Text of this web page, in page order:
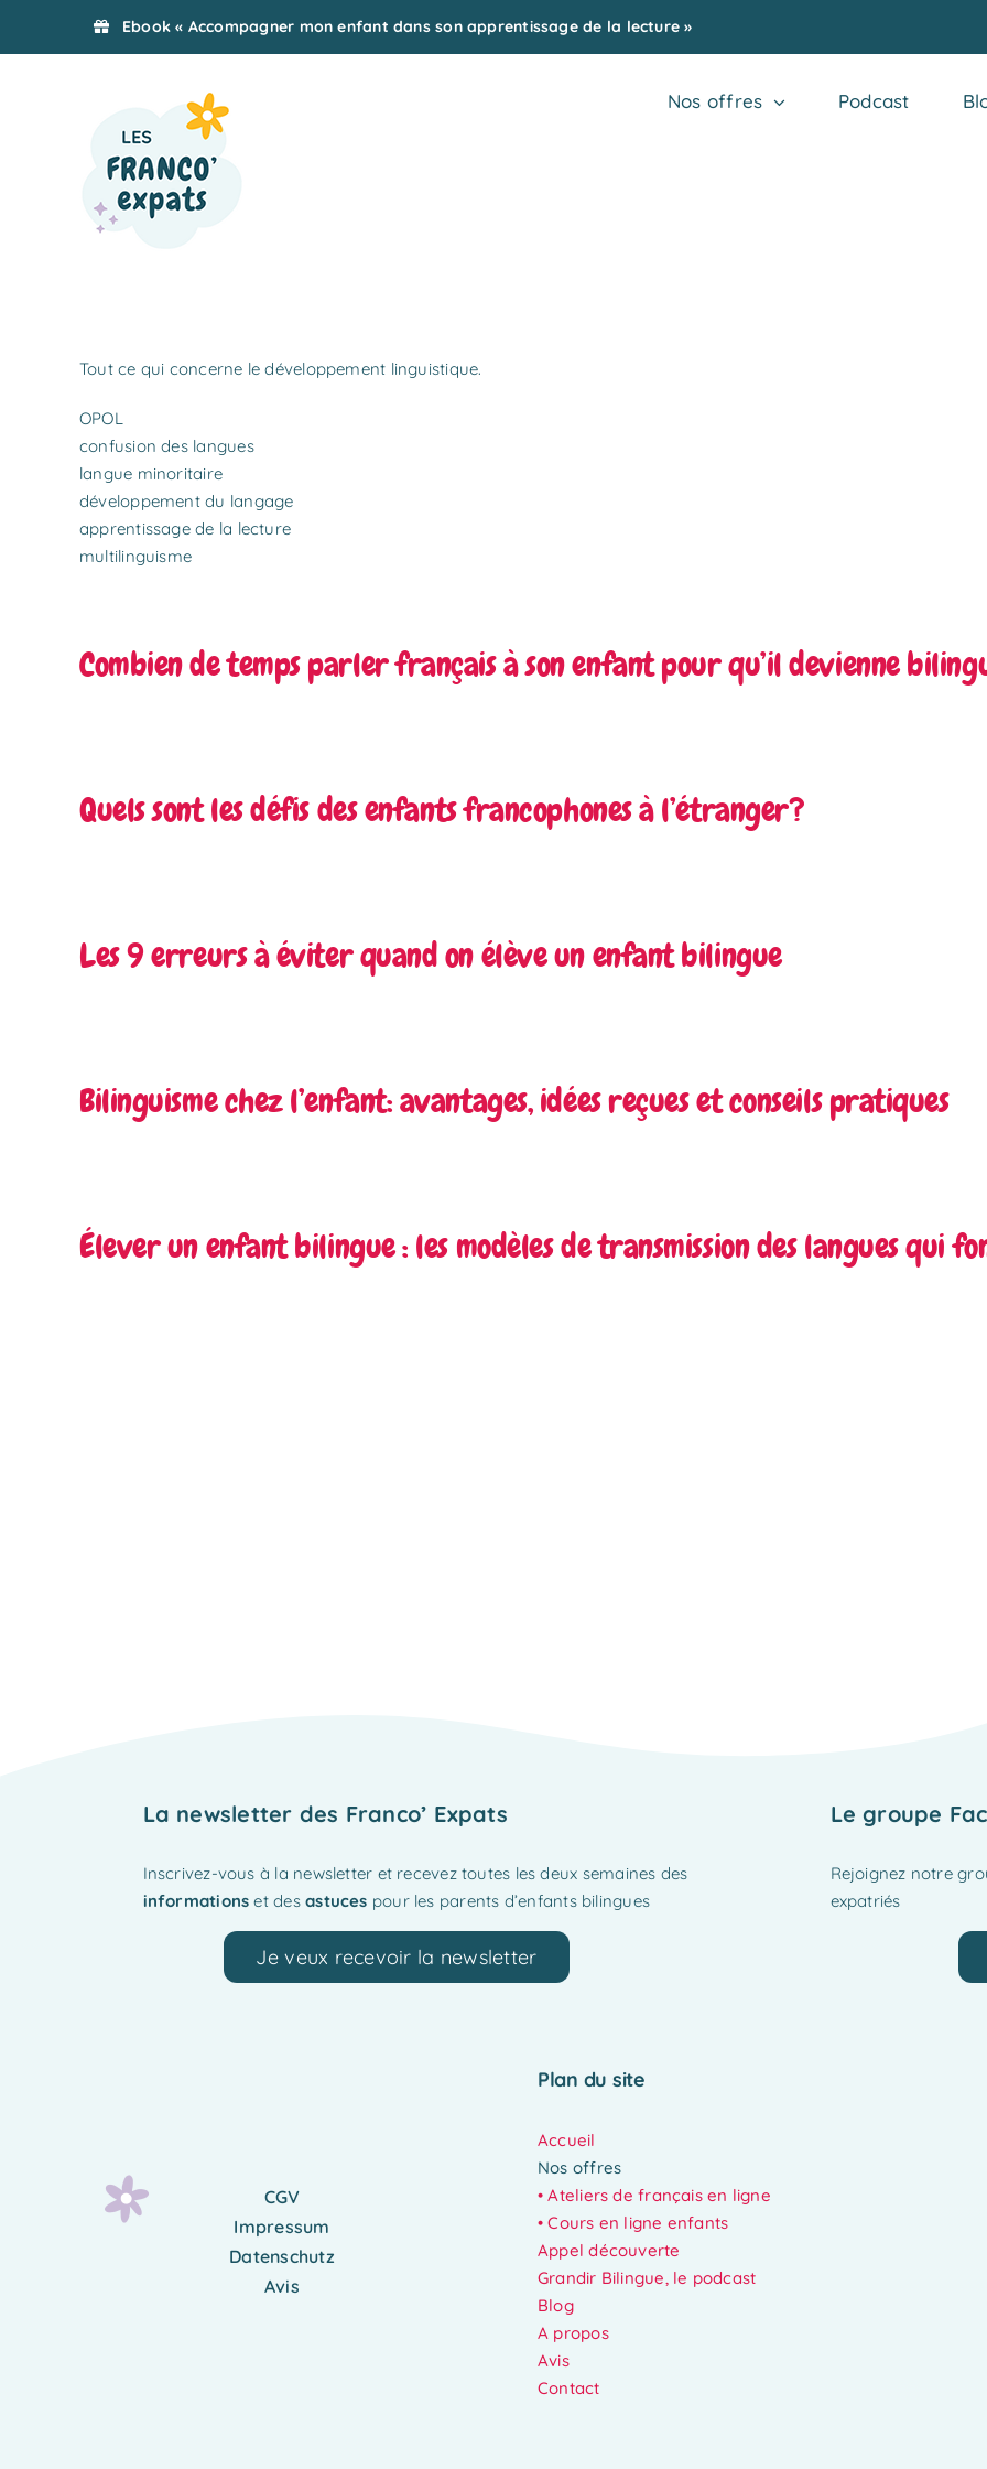
Ebook « Accompagner mon enfant dans son apprentissage de la lecture »
Nos offres Podcast
Tout ce qui concerne le développement linguistique.
OPOL
confusion des langues
langue minoritaire
développement du langage
apprentissage de la lecture
multilinguisme
Combien de temps parler français à son enfant pour qu’il devienne
Quels sont les défis des enfants francophones à l’étranger?
Les 9 erreurs à éviter quand on élève un enfant bilingue
Bilinguisme chez l’enfant: avantages, idées reçues et conseils pratiques
Élever un enfant bilingue : les modèles de transmission des langues qui
La newsletter des Franco’ Expats
Inscrivez-vous à la newsletter et recevez toutes les deux semaines des
informations et desastuces pour les parents d’enfants bilingues
Je veux recevoir la newsletter
Le groupe
Rejoignez notre
expatriés
CGV
Impressum
Datenschutz
Avis
Plan du site
Accueil
Nos offres
•Ateliers de français en ligne
• Cours en ligne enfants
Appel découverte
Grandir Bilingue, le podcast
Blog
A propos
Avis
Contact